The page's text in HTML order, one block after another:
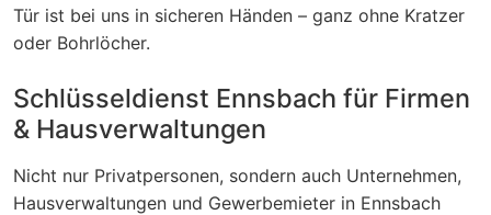
Tür ist bei uns in sicheren Händen – ganz ohne Kratzer
oder Bohrlöcher.
Schlüsseldienst Ennsbach für Firmen
& Hausverwaltungen
Nicht nur Privatpersonen, sondern auch Unternehmen,
Hausverwaltungen und Gewerbemieter in Ennsbach